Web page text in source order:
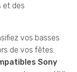
et des
vos basses
de vos fêtes.
Sony